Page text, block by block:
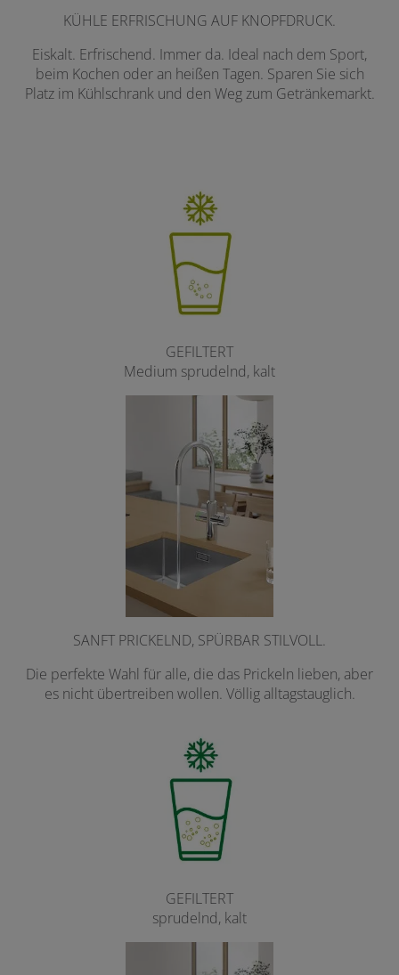
KÜHLE ERFRISCHUNG AUF KNOPFDRUCK.
Eiskalt. Erfrischend. Immer da. Ideal nach dem Sport,
beim Kochen oder an heißen Tagen. Sparen Sie sich
Platz im Kühlschrank und den Weg zum Getränkemarkt.
GEFILTERT
Medium sprudelnd, kalt
SANFT PRICKELND, SPÜRBAR STILVOLL.
Die perfekte Wahl für alle, die das Prickeln lieben, aber
es nicht übertreiben wollen. Völlig alltagstauglich.
GEFILTERT
sprudelnd, kalt